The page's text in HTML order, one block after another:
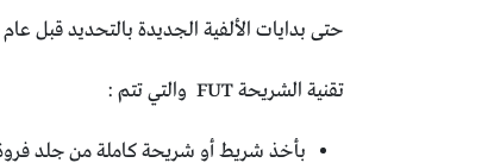
حتى بدايات الألفية الجديدة بالتحديد قبل عام 2002 كانت أحدث تقنيات زراعة الشعر أو التقنية المتبعة لأداء عمليات زراعة الشعر هي:
تقنية الشريحة FUT والتي تتم :
بأخذ شريط أو شريحة كاملة من جلد فروة